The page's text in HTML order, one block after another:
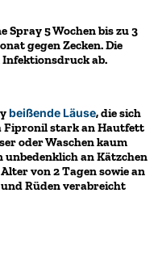
5 Wochen bis zu 3
gegen Zecken. Die
ab.
beißende Läuse, die sich
Fipronil stark an Hautfett
oder Waschen kaum
an Kätzchen
von 2 Tagen sowie an
Rüden verabreicht